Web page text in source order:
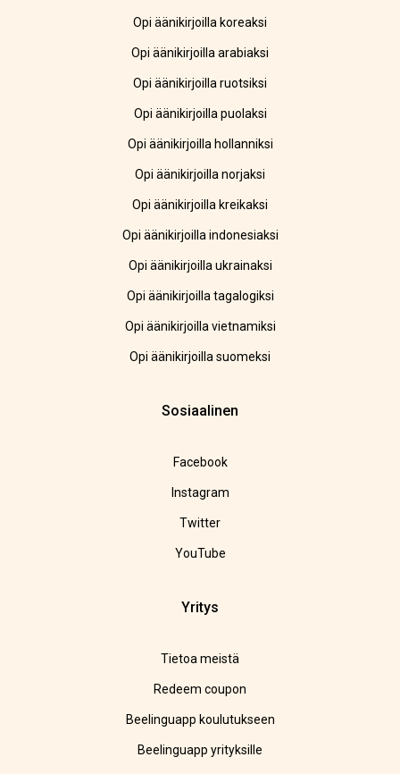
Opi äänikirjoilla koreaksi
Opi äänikirjoilla arabiaksi
Opi äänikirjoilla ruotsiksi
Opi äänikirjoilla puolaksi
Opi äänikirjoilla hollanniksi
Opi äänikirjoilla norjaksi
Opi äänikirjoilla kreikaksi
Opi äänikirjoilla indonesiaksi
Opi äänikirjoilla ukrainaksi
Opi äänikirjoilla tagalogiksi
Opi äänikirjoilla vietnamiksi
Opi äänikirjoilla suomeksi
Sosiaalinen
Facebook
Instagram
Twitter
YouTube
Yritys
Tietoa meistä
Redeem coupon
Beelinguapp koulutukseen
Beelinguapp yrityksille